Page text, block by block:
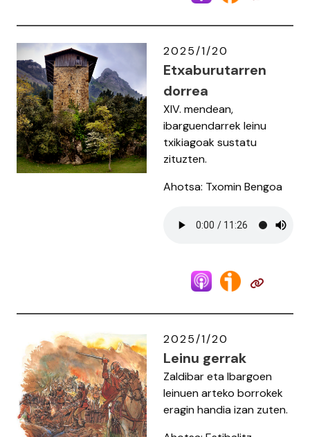
2025/1/20
Etxaburutarren
dorrea
XIV. mendean,
ibarguendarrek leinu
txikiagoak sustatu
zituzten.
Ahotsa: Txomin Bengoa
2025/1/20
Leinu gerrak
Zaldibar eta Ibargoen
leinuen arteko borrokek
eragin handia izan zuten.